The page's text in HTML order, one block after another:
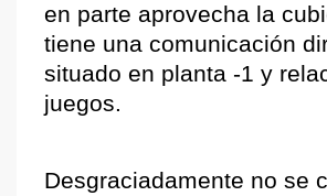
en parte aprovecha la
tiene una comunicación
situado en planta -1 y
juegos.
Desgraciadamente no se